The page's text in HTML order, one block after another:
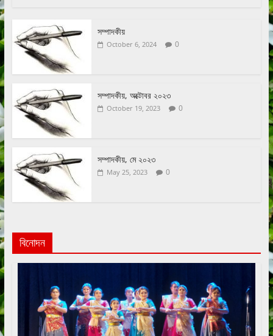
সম্পাদকীয়
October 6, 2024 0
সম্পাদকীয়, অক্টোবর ২০২৩
October 19, 2023 0
সম্পাদকীয়, মে ২০২৩
May 25, 2023 0
বিনোদন